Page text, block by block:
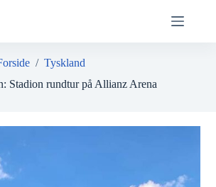
/Tyskland
Stadion rundtur på Allianz Arena